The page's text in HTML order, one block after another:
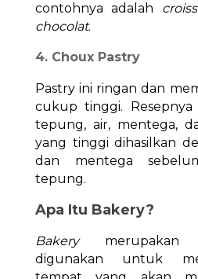
contohnya adalah
chocolat.
4. Choux Pastry
Pastry ini ringan dan
cukup tinggi. Resepnya
tepung, air, mentega,
yang tinggi dihasilkan
dan mentega
tepung.
Apa Itu Bakery?
Bakery
digunakan untuk